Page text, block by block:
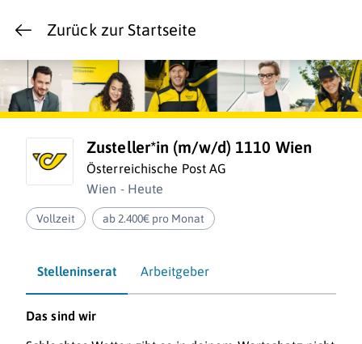
Zurück zur Startseite
Zusteller*in (m/w/d) 1110 Wien
Österreichische Post AG
Wien - Heute
Vollzeit ab 2.400€ pro Monat
Stelleninserat Arbeitgeber
Das sind wir